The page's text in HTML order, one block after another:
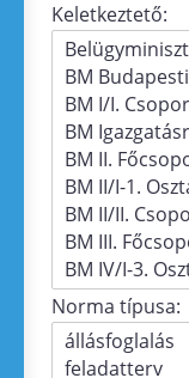
Keletkeztető:
Norma típusa: